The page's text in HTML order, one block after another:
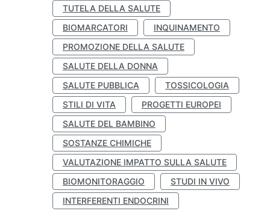
TUTELA DELLA SALUTE
BIOMARCATORI
INQUINAMENTO
PROMOZIONE DELLA SALUTE
SALUTE DELLA DONNA
SALUTE PUBBLICA
TOSSICOLOGIA
STILI DI VITA
PROGETTI EUROPEI
SALUTE DEL BAMBINO
SOSTANZE CHIMICHE
VALUTAZIONE IMPATTO SULLA SALUTE
BIOMONITORAGGIO
STUDI IN VIVO
INTERFERENTI ENDOCRINI